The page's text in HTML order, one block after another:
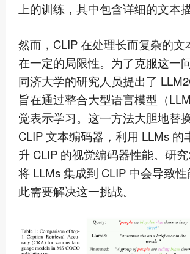
上的训练，其中包含详细的文本描
然而，CLIP 在处理长而复杂的文
在一定的局限性。为了克服这一
同济大学的研究人员提出了
旨在通过整合大型语言模型（
觉表示学习。这一方法大胆地替
CLIP 文本编码器，利用 LLMs 的
升 CLIP 的视觉编码器性能。研
将 LLMs 集成到 CLIP 中会导致
此需要解决这一挑战。